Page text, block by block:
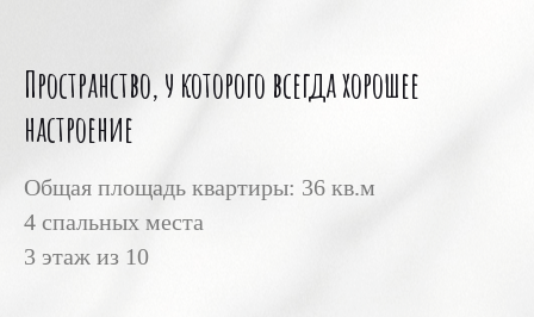
Пространство, у которого всегда хорошее
настроение
Общая площадь квартиры: 36 кв.м
4 спальных места
3 этаж из 10